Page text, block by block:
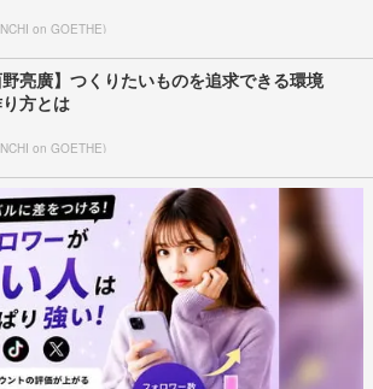
on GOETHE)
野亮廣】つくりたいものを追求できる環境
方とは
on GOETHE)